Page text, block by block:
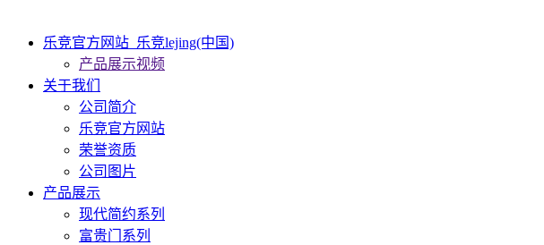
乐竞官方网站_乐竞lejing(中国)
产品展示视频
关于我们
公司简介
乐竞官方网站
荣誉资质
公司图片
产品展示
现代简约系列
富贵门系列